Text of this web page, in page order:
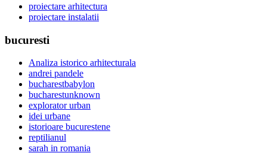
proiectare arhitectura
proiectare instalatii
bucuresti
Analiza istorico arhitecturala
andrei pandele
bucharestbabylon
bucharestunknown
explorator urban
idei urbane
istorioare bucurestene
reptilianul
sarah in romania